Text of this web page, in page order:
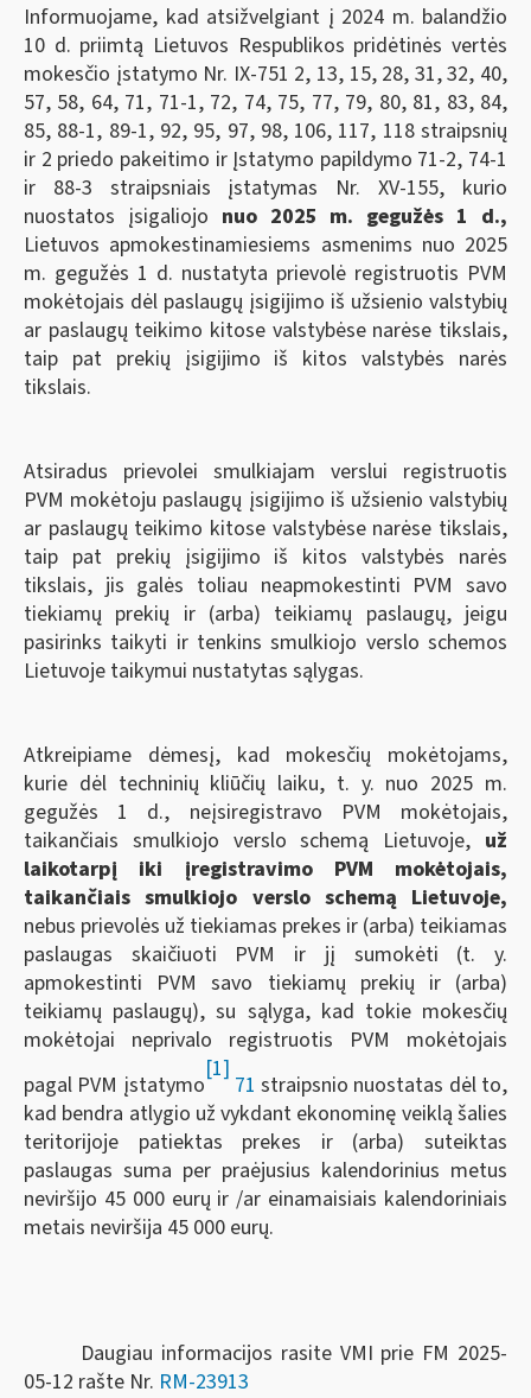
Informuojame, kad atsižvelgiant į 2024 m. balandžio
10 d. priimtą Lietuvos Respublikos pridėtinės vertės
mokesčio įstatymo Nr. IX-751 2, 13, 15, 28, 31, 32, 40,
57, 58, 64, 71, 71-1, 72, 74, 75, 77, 79, 80, 81, 83, 84,
85, 88-1, 89-1, 92, 95, 97, 98, 106, 117, 118 straipsnių
ir 2 priedo pakeitimo ir Įstatymo papildymo 71-2, 74-1
ir 88-3 straipsniais įstatymas Nr. XV-155, kurio
nuostatos įsigaliojo nuo 2025 m. gegužės 1 d.,
Lietuvos apmokestinamiesiems asmenims nuo 2025
m. gegužės 1 d. nustatyta prievolė registruotis PVM
mokėtojais dėl paslaugų įsigijimo iš užsienio valstybių
ar paslaugų teikimo kitose valstybėse narėse tikslais,
taip pat prekių įsigijimo iš kitos valstybės narės
tikslais.
Atsiradus prievolei smulkiajam verslui registruotis
PVM mokėtoju paslaugų įsigijimo iš užsienio valstybių
ar paslaugų teikimo kitose valstybėse narėse tikslais,
taip pat prekių įsigijimo iš kitos valstybės narės
tikslais, jis galės toliau neapmokestinti PVM savo
tiekiamų prekių ir (arba) teikiamų paslaugų, jeigu
pasirinks taikyti ir tenkins smulkiojo verslo schemos
Lietuvoje taikymui nustatytas sąlygas.
Atkreipiame dėmesį, kad mokesčių mokėtojams,
kurie dėl techninių kliūčių laiku, t. y. nuo 2025 m.
gegužės 1 d., neįsiregistravo PVM mokėtojais,
taikančiais smulkiojo verslo schemą Lietuvoje, už
laikotarpį iki įregistravimo PVM mokėtojais,
taikančiais smulkiojo verslo schemą Lietuvoje,
nebus prievolės už tiekiamas prekes ir (arba) teikiamas
paslaugas skaičiuoti PVM ir jį sumokėti (t. y.
apmokestinti PVM savo tiekiamų prekių ir (arba)
teikiamų paslaugų), su sąlyga, kad tokie mokesčių
mokėtojai neprivalo registruotis PVM mokėtojais
pagal PVM įstatymo
[1]
71 straipsnio nuostatas dėl to,
kad bendra atlygio už vykdant ekonominę veiklą šalies
teritorijoje patiektas prekes ir (arba) suteiktas
paslaugas suma per praėjusius kalendorinius metus
neviršijo 45 000 eurų ir /ar einamaisiais kalendoriniais
metais neviršija 45 000 eurų.
Daugiau informacijos rasite VMI prie FM 2025-
05-12 rašte Nr. RM-23913